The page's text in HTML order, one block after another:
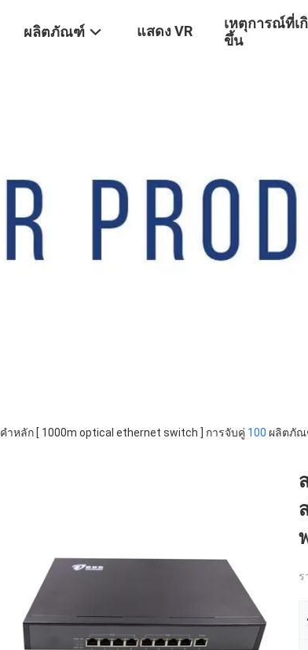
ผลิตภัณฑ์ แสดง VR
เหตุการณ์ที่เ
ขึ้น
คำหลัก [ 1000m optical ethernet switch ] การจับคู่ 100 ผลิตภัณ
ร